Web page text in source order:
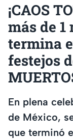
¡CAOS
más de
termina
festejos
En plena
de México,
que terminó